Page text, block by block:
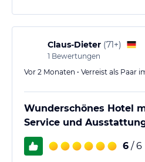
Claus-Dieter (71+)
1 Bewertungen
Vor 2 Monaten • Verreist als Paar
Wunderschönes Hotel
Service und
6 / 6